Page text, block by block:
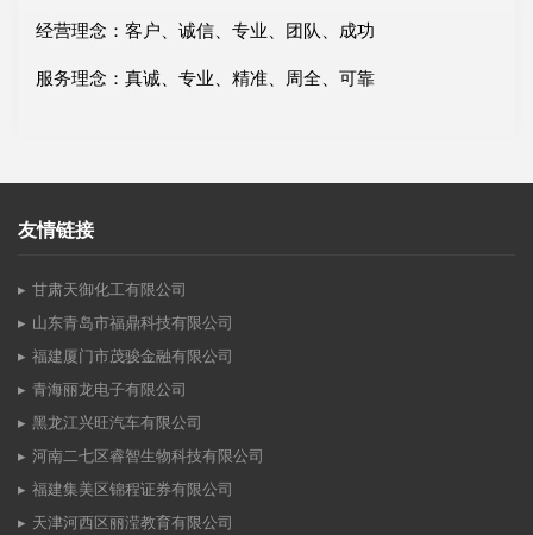
经营理念：客户、诚信、专业、团队、成功
服务理念：真诚、专业、精准、周全、可靠
友情链接
甘肃天御化工有限公司
山东青岛市福鼎科技有限公司
福建厦门市茂骏金融有限公司
青海丽龙电子有限公司
黑龙江兴旺汽车有限公司
河南二七区睿智生物科技有限公司
福建集美区锦程证券有限公司
天津河西区丽滢教育有限公司